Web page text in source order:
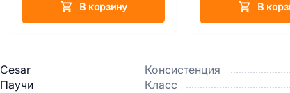
В корзину В
Cesar
Паучи
Консистенция
Класс